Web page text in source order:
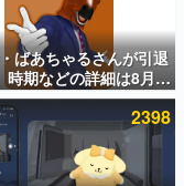
製作時のエピソードをお
）とは何か？を探ってい
赫本』は、〈試験問題〉
ばあちゃるさんが引退
時期などの詳細は8月9
らの配信で説明
2398